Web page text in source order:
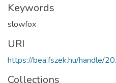
Keywords
slowfox
URI
https://bea.fszek.hu/handle/
Collections